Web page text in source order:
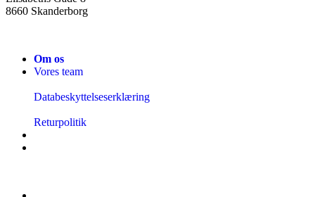
8660 Skanderborg
Om os
Vores team
Databeskyttelseserklæring
Returpolitik